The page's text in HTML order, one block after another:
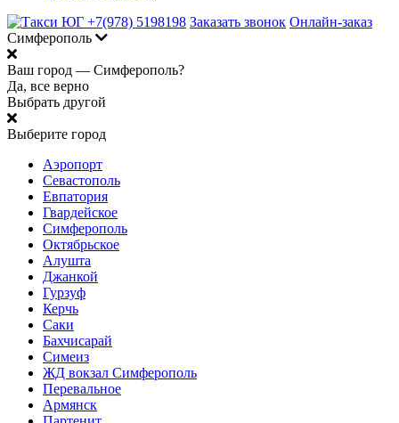
+7(978) 5198198 Заказать звонок Онлайн-заказ
Симферополь
Ваш город — Симферополь?
Да, все верно
Выбрать другой
Выберите город
Аэропорт
Севастополь
Евпатория
Гвардейское
Симферополь
Октябрьское
Алушта
Джанкой
Гурзуф
Керчь
Саки
Бахчисарай
Симеиз
ЖД вокзал Симферополь
Перевальное
Армянск